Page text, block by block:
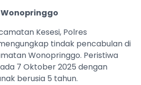
Wonopringgo
Kesesi, Polres
tindak pencabulan di
Wonopringgo. Peristiwa
7 Oktober 2025 dengan
berusia 5 tahun.